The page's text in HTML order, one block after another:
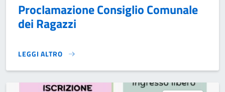
Proclamazione Consiglio Comunale
dei Ragazzi
LEGGI ALTRO
PROCLAMAZIONE CONSIGLIO COMUNALE DEI RAGAZZI}